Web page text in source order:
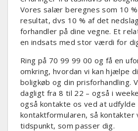
Vores salær beregnes som 10
resultat, dvs 10 % af det
forhandler på dine vegne. Et
en indsats med stor værdi for
Ring på 70 99 99 00 og få en
omkring, hvordan vi kan hjælpe
boligkøb og din prisforhandling.
dagligt fra 8 til 22 – også i
også kontakte os ved at udfylde
kontaktformularen, så kontakter
tidspunkt, som passer dig.